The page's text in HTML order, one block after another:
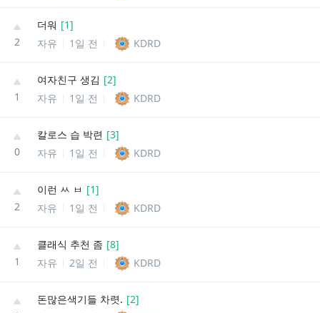
2
더워 [1]
자유
1일 전 KDRD
1
여자친구 생김 [2]
자유
1일 전 KDRD
0
칼로스 습 박련 [3]
자유
1일 전 KDRD
2
이런 ㅆ ㅂ [1]
자유
1일 전 KDRD
1
클래식 추천 좀 [8]
자유
2일 전 KDRD
돈많은색기들 차렷. [2]